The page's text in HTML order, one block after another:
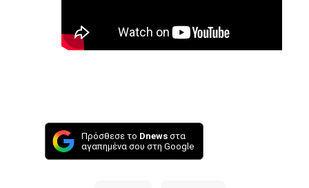
Πρόσθεσε το Dnews στα
αγαπημένα σου στη Google